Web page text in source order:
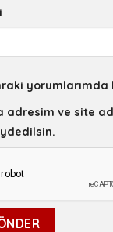
yorumlarımda
adresim ve site